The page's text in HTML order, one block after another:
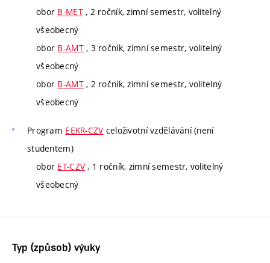
obor B-MET, 2 ročník, zimní semestr, volitelný
všeobecný
obor B-AMT, 3 ročník, zimní semestr, volitelný
všeobecný
obor B-AMT, 2 ročník, zimní semestr, volitelný
všeobecný
Program EEKR-CZV celoživotní vzdělávání (není
studentem)
obor ET-CZV , 1 ročník, zimní semestr, volitelný
všeobecný
Typ (způsob) výuky